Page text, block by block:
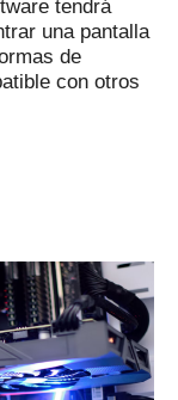
tendrá
una pantalla
de
con otros